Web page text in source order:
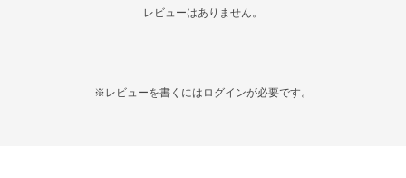
レビューはありません。
※レビューを書くには ログインが必要です。